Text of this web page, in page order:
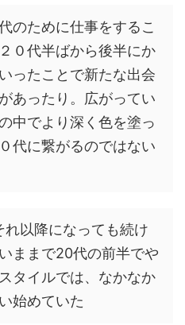
のために仕事をするこ
０代半ばから後半にか
ったことで新たな出会
あったり。広がってい
中でより深く色を塗っ
代に繋がるのではない
以降になっても続け
ままで20代の前半でや
タイルでは、なかなか
始めていた